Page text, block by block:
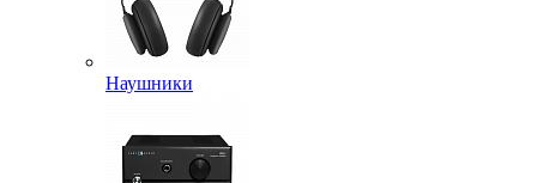
Наушники